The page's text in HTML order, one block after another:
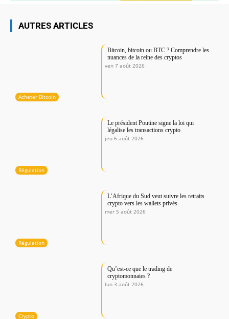
AUTRES ARTICLES
Acheter Bitcoin
Bitcoin, bitcoin ou BTC ? Comprendre les
nuances de la reine des cryptos
ven 7 août 2026
Régulation
Le président Poutine signe la loi qui
légalise les transactions crypto
jeu 6 août 2026
Régulation
L’Afrique du Sud veut suivre les retraits
crypto vers les wallets privés
mer 5 août 2026
Crypto
Qu’est-ce que le trading de
cryptomonnaies ?
lun 3 août 2026